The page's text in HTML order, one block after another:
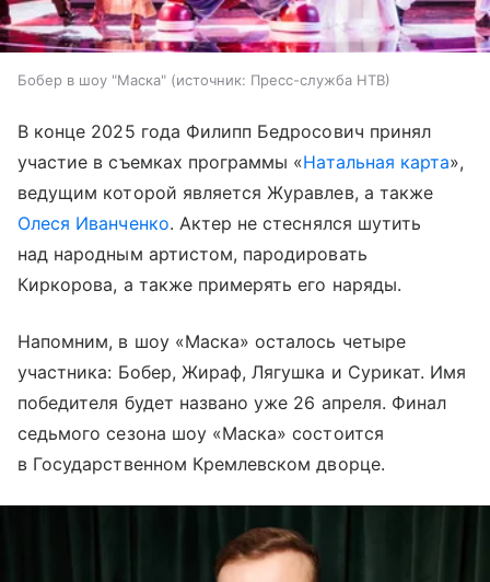
Бобер в шоу "Маска" источник: Пресс-служба НТВ
В конце 2025 года Филипп Бедросович принял
участие в съемках программы «Натальная карта»,
ведущим которой является Журавлев, а также
Олеся Иванченко. Актер не стеснялся шутить
над народным артистом, пародировать
Киркорова, а также примерять его наряды.
Напомним, в шоу «Маска» осталось четыре
участника: Бобер, Жираф, Лягушка и Сурикат. Имя
победителя будет названо уже 26 апреля. Финал
седьмого сезона шоу «Маска» состоится
в Государственном Кремлевском дворце.